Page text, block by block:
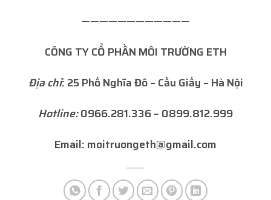
————————————
CÔNG TY CỔ PHẦN MÔI TRƯỜNG ETH
Địa chỉ: 25 Phố Nghĩa Đô – Cầu Giấy – Hà Nội
Hotline:0966.281.336 – 0899.812.999
Email: moitruongeth@gmail.com